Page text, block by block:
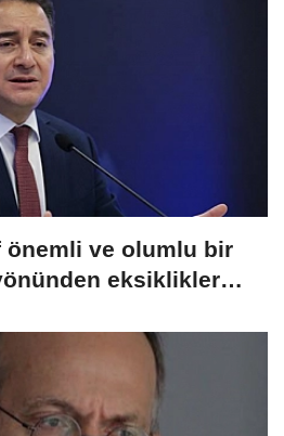
önemli ve olumlu bir
eksiklikler